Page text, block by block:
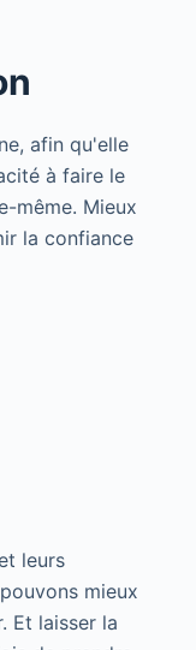
afin qu'elle
à faire le
même. Mieux
la confiance
leurs
mieux
Et laisser la